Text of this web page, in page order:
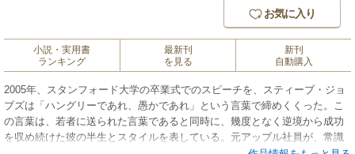
お気に入り
小説・実用書
ランキング
最新刊
を見る
新刊
自動購入
2005年、スタンフォード大学の卒業式でのスピーチを、スティーブ・ジョ
ブズは「ハングリーであれ、愚かであれ」という言葉で締めくくった。こ
の言葉は、若者に送られた言葉であると同時に、幾度となく逆境から成功
を収め続けた彼の半生とスタイルを表している。元アップル社員が、常識